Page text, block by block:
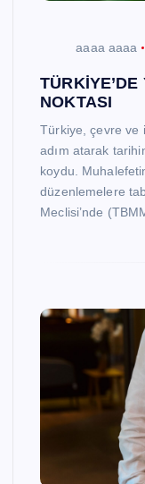
aaaa aaaa
NOKTASI
Türkiye, çevre ve
adım atarak
koydu.
düzenlemelere
Meclisi’nde